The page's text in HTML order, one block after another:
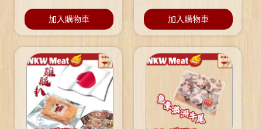
加入購物車 加入購物車